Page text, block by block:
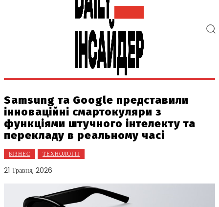
Samsung та Google представили
інноваційні смартокуляри з
функціями штучного інтелекту та
перекладу в реальному часі
БІЗНЕС ТЕХНОЛОГІЇ
21 Травня, 2026